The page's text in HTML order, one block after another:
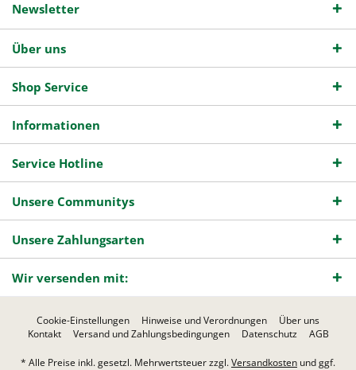
Newsletter
Über uns
Shop Service
Informationen
Service Hotline
Unsere Communitys
Unsere Zahlungsarten
Wir versenden mit:
Cookie-Einstellungen Hinweise und Verordnungen
Über uns
Kontakt
Versand und Zahlungsbedingungen Datenschutz AGB
* Alle Preise inkl. gesetzl. Mehrwertsteuer zzgl.Versandkosten und ggf.